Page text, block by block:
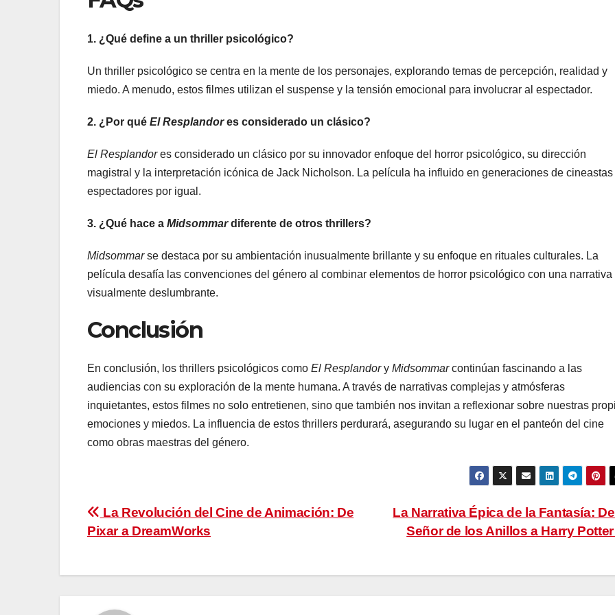
1. ¿Qué define a un thriller psicológico?
Un thriller psicológico se centra en la mente de los personajes, explorando temas de percepción, realidad y
miedo. A menudo, estos filmes utilizan el suspense y la tensión emocional para involucrar al espectador.
2. ¿Por qué El Resplandores considerado un clásico?
El Resplandores considerado un clásico por su innovador enfoque del horror psicológico, su dirección
magistral y la interpretación icónica de Jack Nicholson. La película ha influido en generaciones de cineastas
espectadores por igual.
3. ¿Qué hace a Midsommardiferente de otros thrillers?
Midsommarse destaca por su ambientación inusualmente brillante y su enfoque en rituales culturales. La
película desafía las convenciones del género al combinar elementos de horror psicológico con una narrativa
visualmente deslumbrante.
Conclusión
En conclusión, los thrillers psicológicos como El Resplandory Midsommarcontinúan fascinando a las
audiencias con su exploración de la mente humana. A través de narrativas complejas y atmósferas
inquietantes, estos filmes no solo entretienen, sino que también nos invitan a reflexionar sobre nuestras
emociones y miedos. La influencia de estos thrillers perdurará, asegurando su lugar en el panteón del cine
como obras maestras del género.
Navegación
de
entradas
La Narrativa Épica de la Fantasía:
Señor de los Anillos a Harry
La Revolución del Cine de Animación: De
Pixar a DreamWorks